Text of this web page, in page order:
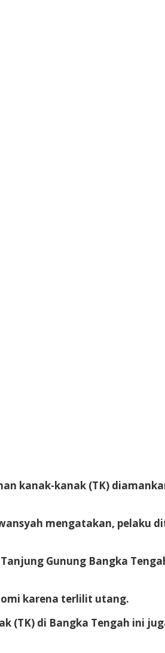
kanak-kanak (TK)
mengatakan, pelaku
Gunung Bangka
karena terlilit utang.
(TK) di Bangka Tengah ini